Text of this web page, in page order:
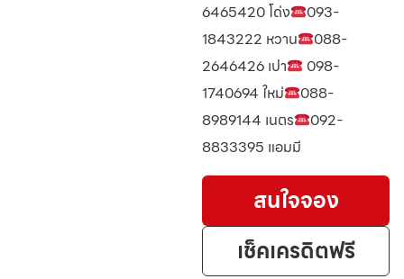
6465420 โด่ง
093-
1843222 หวาน
088-
2646426 เปา
098-
1740694 ใหม่
088-
8989144 เนตร
092-
8833395 แอมมี
สนใจจอง
เช็คเครดิตฟรี